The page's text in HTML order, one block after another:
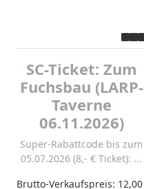
SC-Ticket: Zum
Fuchsbau (LARP-
Taverne
06.11.2026)
Super-Rabattcode bis zum
05.07.2026 (8,- € Ticket): ...
Brutto-Verkaufspreis: 12,00